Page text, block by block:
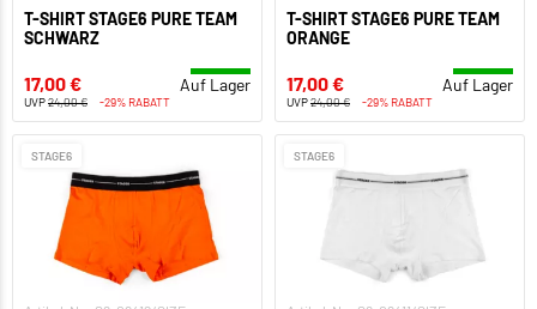
T-SHIRT STAGE6 PURE TEAM
SCHWARZ
17,00 € Auf Lager
UVP24,00 € -29% RABATT
T-SHIRT STAGE6 PURE TEAM
ORANGE
17,00 € Auf Lager
UVP24,00 € -29% RABATT
STAGE6 STAGE6